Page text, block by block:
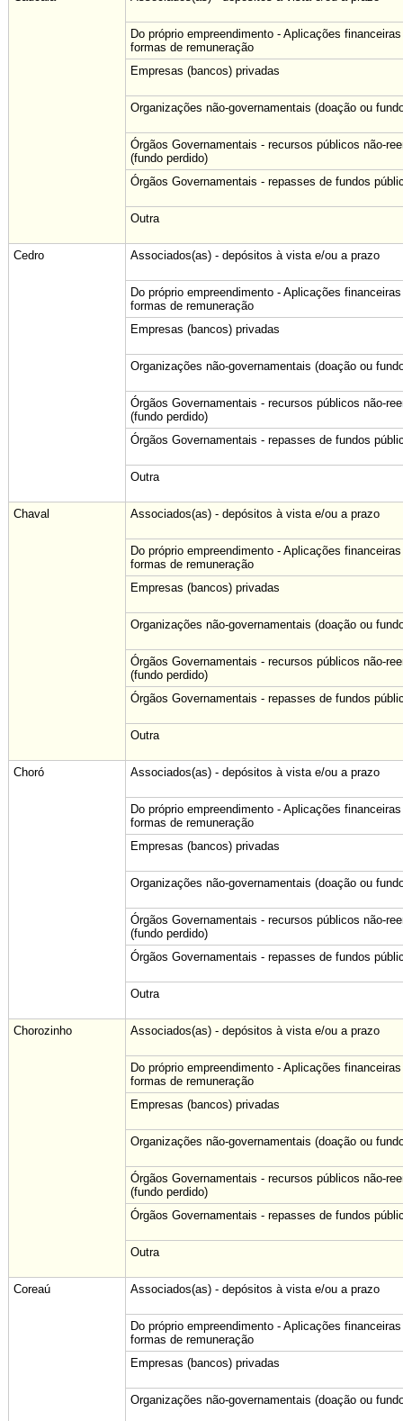
Do próprio empreendimento - Aplicações
formas de remuneração
Empresas (bancos) privadas
Organizações não-governamentais (doação ou
Órgãos Governamentais - recursos públicos não-
(fundo perdido)
Órgãos Governamentais - repasses de fundos
Outra
Cedro Associados(as) - depósitos à vista e/ou a prazo
Do próprio empreendimento - Aplicações
formas de remuneração
Empresas (bancos) privadas
Organizações não-governamentais (doação ou
Órgãos Governamentais - recursos públicos não-
(fundo perdido)
Órgãos Governamentais - repasses de fundos
Outra
Chaval Associados(as) - depósitos à vista e/ou a prazo
Do próprio empreendimento - Aplicações
formas de remuneração
Empresas (bancos) privadas
Organizações não-governamentais (doação ou
Órgãos Governamentais - recursos públicos não-
(fundo perdido)
Órgãos Governamentais - repasses de fundos
Outra
Choró Associados(as) - depósitos à vista e/ou a prazo
Do próprio empreendimento - Aplicações
formas de remuneração
Empresas (bancos) privadas
Organizações não-governamentais (doação ou
Órgãos Governamentais - recursos públicos não-
(fundo perdido)
Órgãos Governamentais - repasses de fundos
Outra
Chorozinho Associados(as) - depósitos à vista e/ou a prazo
Do próprio empreendimento - Aplicações
formas de remuneração
Empresas (bancos) privadas
Organizações não-governamentais (doação ou
Órgãos Governamentais - recursos públicos não-
(fundo perdido)
Órgãos Governamentais - repasses de fundos
Outra
Coreaú Associados(as) - depósitos à vista e/ou a prazo
Do próprio empreendimento - Aplicações
formas de remuneração
Empresas (bancos) privadas
Organizações não-governamentais (doação ou